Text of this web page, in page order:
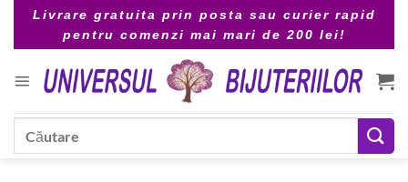
Livrare gratuita prin posta sau curier rapid
pentru comenzi mai mari de 200 lei!